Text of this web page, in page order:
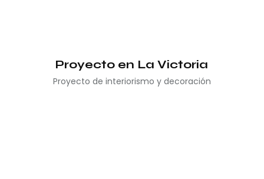
Proyecto en La Victoria
Proyecto de interiorismo y decoración